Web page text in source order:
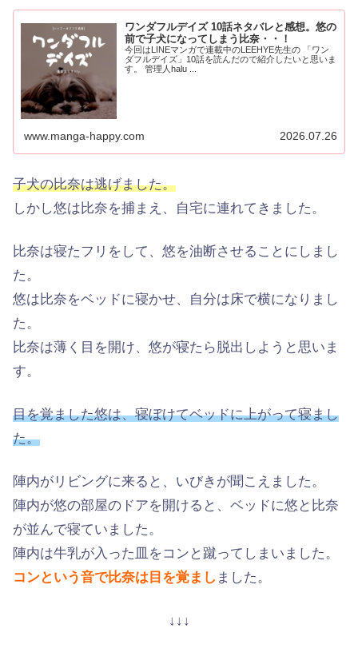
ワンダフルデイズ 10話ネタバレと感想。悠の
前で子犬になってしまう比奈・・！
今回はLINEマンガで連載中のLEEHYE先生の 「ワン
ダフルデイズ」10話を読んだので紹介したいと思いま
す。 管理人halu ...
www.manga-happy.com 2026.07.26
子犬の比奈は逃げました。
しかし悠は比奈を捕まえ、自宅に連れてきました。
比奈は寝たフリをして、悠を油断させることにしまし
た。
悠は比奈をベッドに寝かせ、自分は床で横になりまし
た。
比奈は薄く目を開け、悠が寝たら脱出しようと思いま
す。
目を覚ました悠は、寝ぼけてベッドに上がって寝まし
た。
陣内がリビングに来ると、いびきが聞こえました。
陣内が悠の部屋のドアを開けると、ベッドに悠と比奈
が並んで寝ていました。
陣内は牛乳が入った皿をコンと蹴ってしまいました。
コンという音で比奈は目を覚まし ました。
↓↓↓